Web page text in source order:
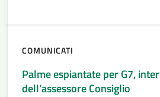
COMUNICATI
Palme espiantate per G7,
dell’assessore Consiglio